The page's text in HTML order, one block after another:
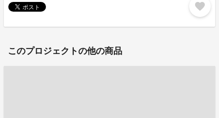
favorite
このプロジェクトの他の商品